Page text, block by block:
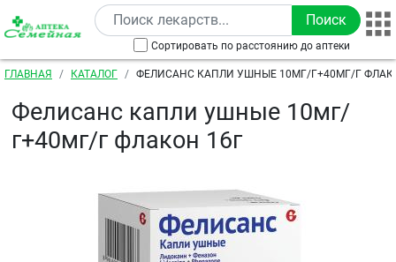
Перейти к основному содержанию
Сортировать по расстоянию до аптеки
Строка навигации
ГЛАВНАЯ КАТАЛОГ ФЕЛИСАНС КАПЛИ УШНЫЕ 10МГ/Г+40МГ/Г
Фелисанс капли ушные 10мг/
г+40мг/г флакон 16г